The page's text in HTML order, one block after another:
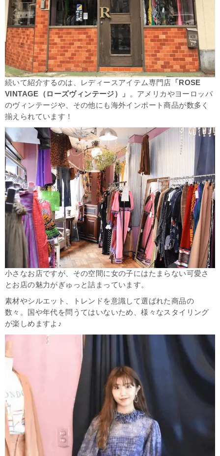
続いて紹介するのは、レディースアイテム専門店 「ROSE
VINTAGE（ローズヴィンテージ）」
。アメリカやヨーロッパ
のヴィンテージや、その他にも海外インポート商品が数多く
揃えられています！
小さなお店ですが、その空間に女の子にはたまらない可愛さ
とお店の魅力がぎゅっと詰まっています。
素材やシルエット、トレンドを意識して選ばれた商品の
数々。国や年代を問うてはいないため、様々なスタイリング
が楽しめますよ♪